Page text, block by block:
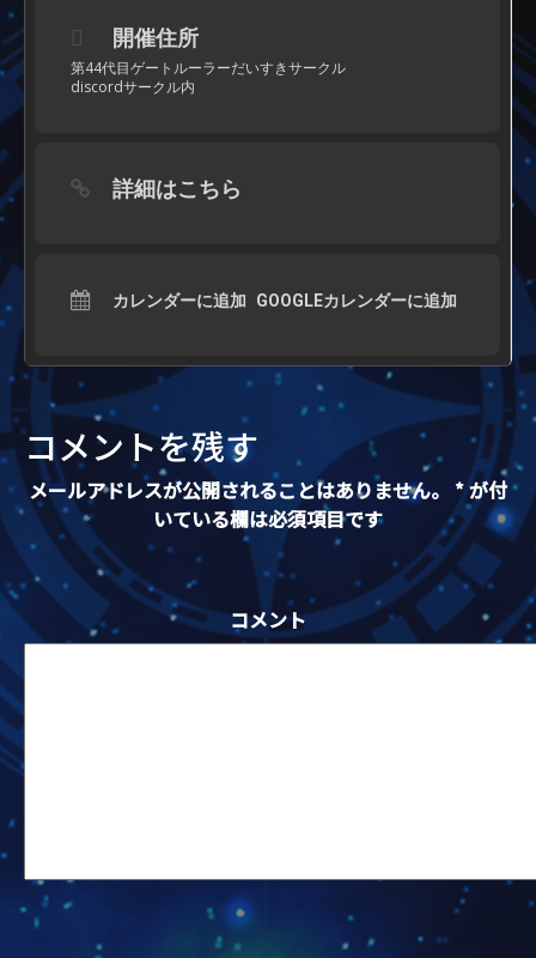
開催住所
第44代目ゲートルーラーだいすきサークル
discordサークル内
詳細はこちら
カレンダーに追加 GOOGLEカレンダーに追加
コメントを残す
メールアドレスが公開されることはありません。 *が付
いている欄は必須項目です
コメント